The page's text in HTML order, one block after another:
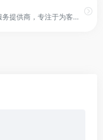
千寻云是一家领先的云计算和云安全服务提供商，专注于为客户提供多种云服务解决方案。他们的产品线包括云服务器、云主机（代替传统VPS）、高防服务器、高防数据中心、CDN以及DNS等服务。此外，千寻云已在多个国家和地区建立了全球高防节点，以全面满足不同行业的云计算和云安全需求!